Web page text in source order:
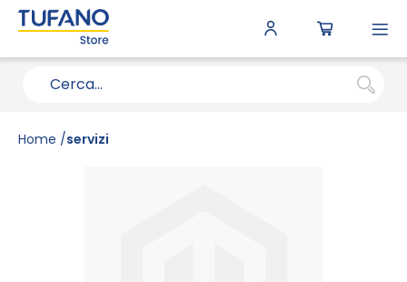
Home servizi